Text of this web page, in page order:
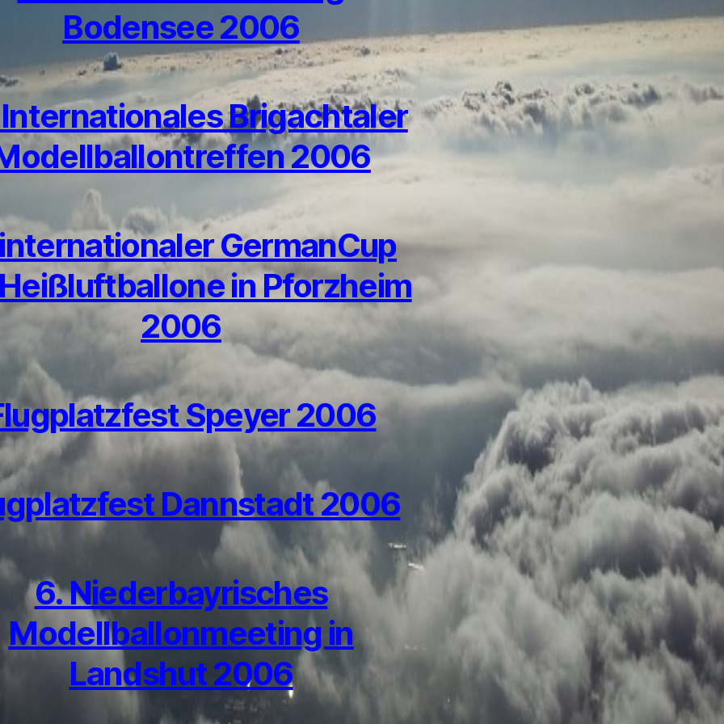
Bodensee 2006
Internationales Brigachtaler
2006
GermanCup
in Pforzheim
2006
Speyer 2006
Dannstadt 2006
6. Niederbayrisches
Modellballonmeeting in
Landshut 2006